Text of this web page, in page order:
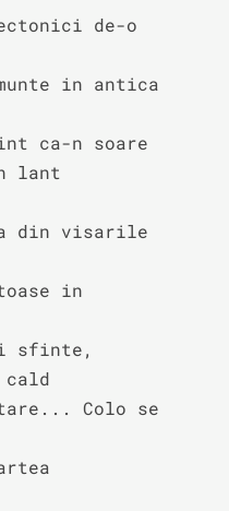
de-o
in antica
ca-n soare
lant
din visarile
in
sfinte,
Colo se